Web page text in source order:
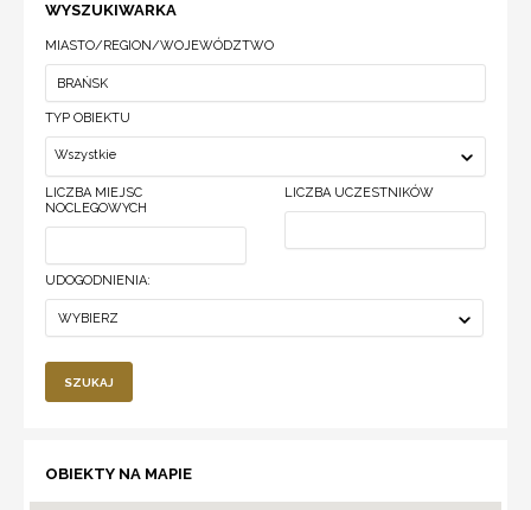
WYSZUKIWARKA
MIASTO/REGION/WOJEWÓDZTWO
TYP OBIEKTU
Wszystkie
LICZBA MIEJSC
NOCLEGOWYCH
LICZBA UCZESTNIKÓW
UDOGODNIENIA:
WYBIERZ
SZUKAJ
OBIEKTY NA MAPIE